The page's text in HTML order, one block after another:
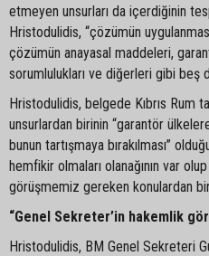
etmeyen unsurları da içerdiğinin
Hristodulidis, “çözümün
çözümün anayasal maddeleri,
sorumlulukları ve diğerleri gibi beş
Hristodulidis, belgede Kıbrıs Rum
unsurlardan birinin “garantör
bunun tartışmaya bırakılması”
hemfikir olmaları olanağının var
görüşmemiz gereken konulardan
“Genel Sekreter’in hakemlik
Hristodulidis, BM Genel Sekreteri